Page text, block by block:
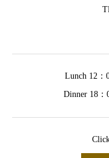
Lunch 12：
Dinner 18：